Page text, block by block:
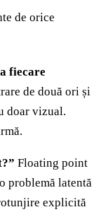
de orice
fiecare
de două ori și
doar vizual.
Floating point
problemă latentă
explicită